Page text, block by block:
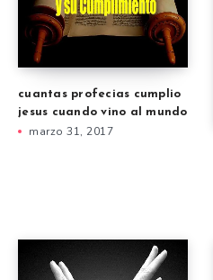
cuantas profecias cumplio
jesus cuando vino al mundo
marzo 31, 2017